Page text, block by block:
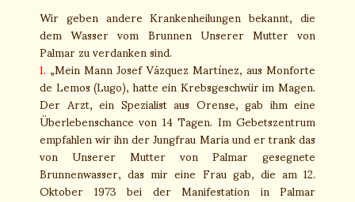
Wir geben andere Krankenheilungen bekannt, die
dem Wasser vom Brunnen Unserer Mutter von
Palmar zu verdanken sind.
1.„Mein Mann Josef Vázquez Martínez, aus Monforte
de Lemos (Lugo), hatte ein Krebsgeschwür im Magen.
Der Arzt, ein Spezialist aus Orense, gab ihm eine
Überlebenschance von 14 Tagen. Im Gebetszentrum
empfahlen wir ihn der Jungfrau Maria und er trank das
von Unserer Mutter von Palmar gesegnete
Brunnenwasser, das mir eine Frau gab, die am 12.
Oktober 1973 bei der Manifestation in Palmar